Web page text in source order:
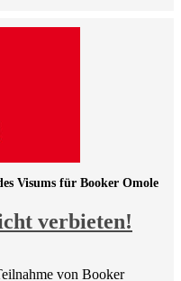
verbieten!
Visums für Booker Omole
von Booker